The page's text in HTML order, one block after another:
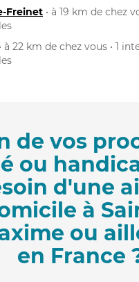
Freinet • à 19 km de chez
• à 22 km de chez vous • 1
de vos
ou
d'une
à
ou
en France